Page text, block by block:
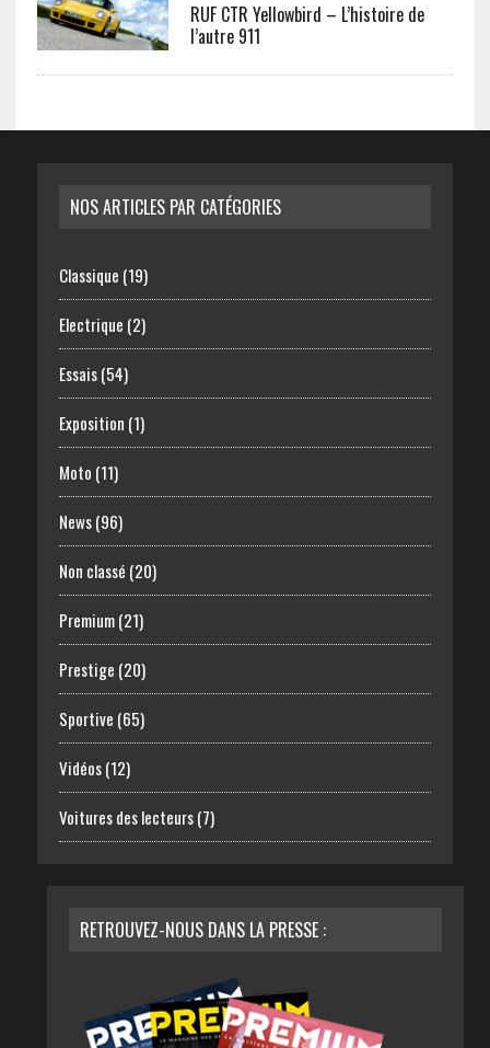
RUF CTR Yellowbird – L’histoire de
l’autre 911
NOS ARTICLES PAR CATÉGORIES
Classique (19)
Electrique (2)
Essais(54)
Exposition (1)
Moto (11)
News(96)
Non classé (20)
Premium(21)
Prestige (20)
Sportive (65)
Vidéos(12)
Voitures des lecteurs(7)
RETROUVEZ-NOUS DANS LA PRESSE :